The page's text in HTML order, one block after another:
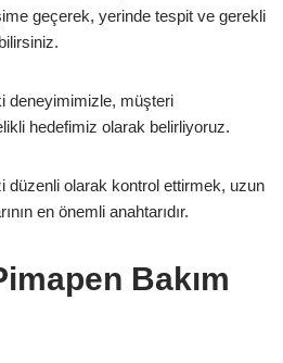
geçerek, yerinde tespit ve gerekli
deneyimimizle, müşteri
hedefimiz olarak belirliyoruz.
düzenli olarak kontrol ettirmek, uzun
en önemli anahtarıdır.
Bakım